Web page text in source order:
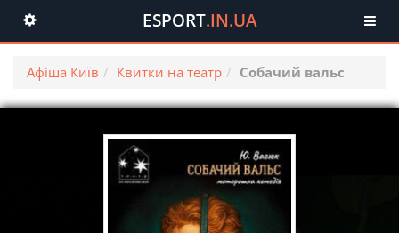
Toggle
navigation
ESPORT.IN.UA
Афіша Київ Квитки на театр Собачий вальс